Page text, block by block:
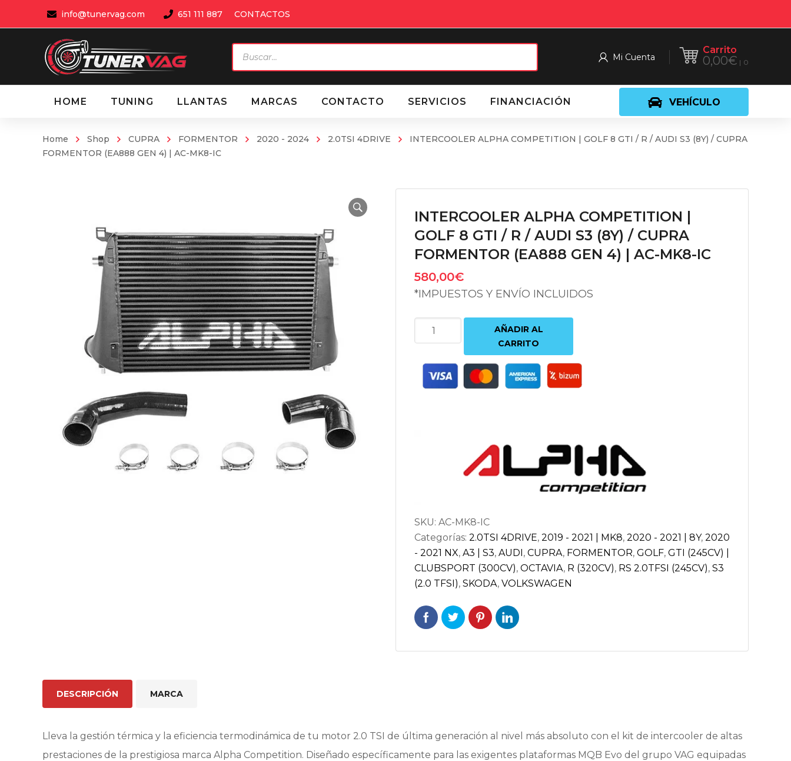
info@tunervag.com 651 111 887 CONTACTOS
Carrito
0,00€ 0
Mi Cuenta
de
productos
VEHÍCULO
HOME TUNING LLANTAS MARCAS CONTACTO SERVICIOS FINANCIACIÓN
Home Shop CUPRA FORMENTOR 2020 - 2024 2.0TSI 4DRIVE
INTERCOOLER ALPHA COMPETITION | GOLF 8 GTI / R / AUDI S3 (8Y) / CUPRA
FORMENTOR (EA888 GEN 4) | AC-MK8-IC
INTERCOOLER ALPHA COMPETITION |
GOLF 8 GTI / R / AUDI S3 (8Y) / CUPRA
FORMENTOR (EA888 GEN 4) | AC-MK8-IC
580,00€
*IMPUESTOS Y ENVÍO INCLUIDOS
INTERCOOLER
ALPHA
COMPETITION
GOLF
(8Y)
/
CUPRA
FORMENTOR
(EA888
GEN
4)
AC-
AÑADIR AL
CARRITO
SKU: AC-MK8-IC
Categorías: 2.0TSI 4DRIVE, 2019 - 2021 | MK8, 2020 - 2021 | 8Y, 2020
- 2021 NX, A3 | S3, AUDI, CUPRA, FORMENTOR, GOLF, GTI (245CV) |
CLUBSPORT (300CV), OCTAVIA, R (320CV), RS 2.0TFSI (245CV), S3
(2.0 TFSI), SKODA, VOLKSWAGEN
DESCRIPCIÓN MARCA
Lleva la gestión térmica y la eficiencia termodinámica de tu motor 2.0 TSI de última generación al nivel más absoluto con el kit de intercooler de altas
prestaciones de la prestigiosa marca Alpha Competition. Diseñado específicamente para las exigentes plataformas MQB Evo del grupo VAG equipadas